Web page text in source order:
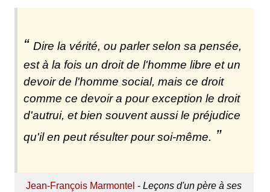
Dire la vérité, ou parler selon sa pensée,
est à la fois un droit de l'homme libre et un
devoir de l'homme social, mais ce droit
comme ce devoir a pour exception le droit
d'autrui, et bien souvent aussi le préjudice
qu'il en peut résulter pour soi-même.
Jean-François Marmontel -Leçons d'un père à ses